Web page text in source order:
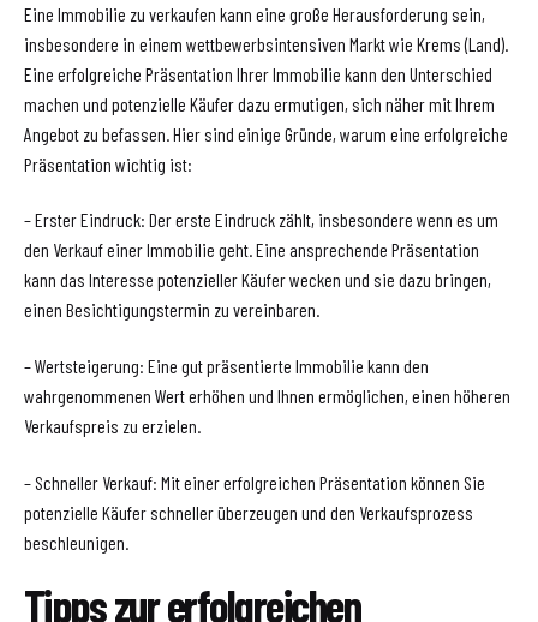
Eine Immobilie zu verkaufen kann eine große Herausforderung sein,
insbesondere in einem wettbewerbsintensiven Markt wie Krems (Land).
Eine erfolgreiche Präsentation Ihrer Immobilie kann den Unterschied
machen und potenzielle Käufer dazu ermutigen, sich näher mit Ihrem
Angebot zu befassen. Hier sind einige Gründe, warum eine erfolgreiche
Präsentation wichtig ist:
– Erster Eindruck: Der erste Eindruck zählt, insbesondere wenn es um
den Verkauf einer Immobilie geht. Eine ansprechende Präsentation
kann das Interesse potenzieller Käufer wecken und sie dazu bringen,
einen Besichtigungstermin zu vereinbaren.
– Wertsteigerung: Eine gut präsentierte Immobilie kann den
wahrgenommenen Wert erhöhen und Ihnen ermöglichen, einen höheren
Verkaufspreis zu erzielen.
– Schneller Verkauf: Mit einer erfolgreichen Präsentation können Sie
potenzielle Käufer schneller überzeugen und den Verkaufsprozess
beschleunigen.
Tipps zur erfolgreichen